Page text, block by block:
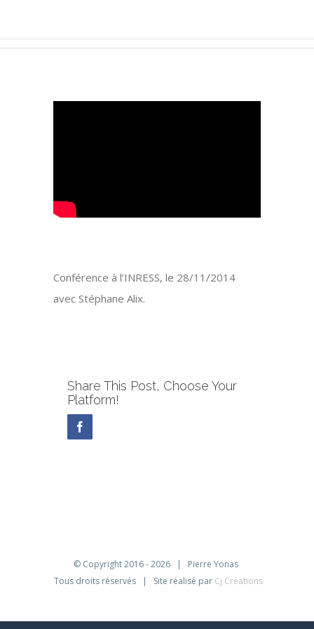
Conférence à l’INRESS, le 28/11/2014
avec Stéphane Alix.
Share This Post, Choose Your
Platform!
© Copyright 2016 -2026 | Pierre Yonas
Tous droits réservés | Site réalisé par Cj Créations